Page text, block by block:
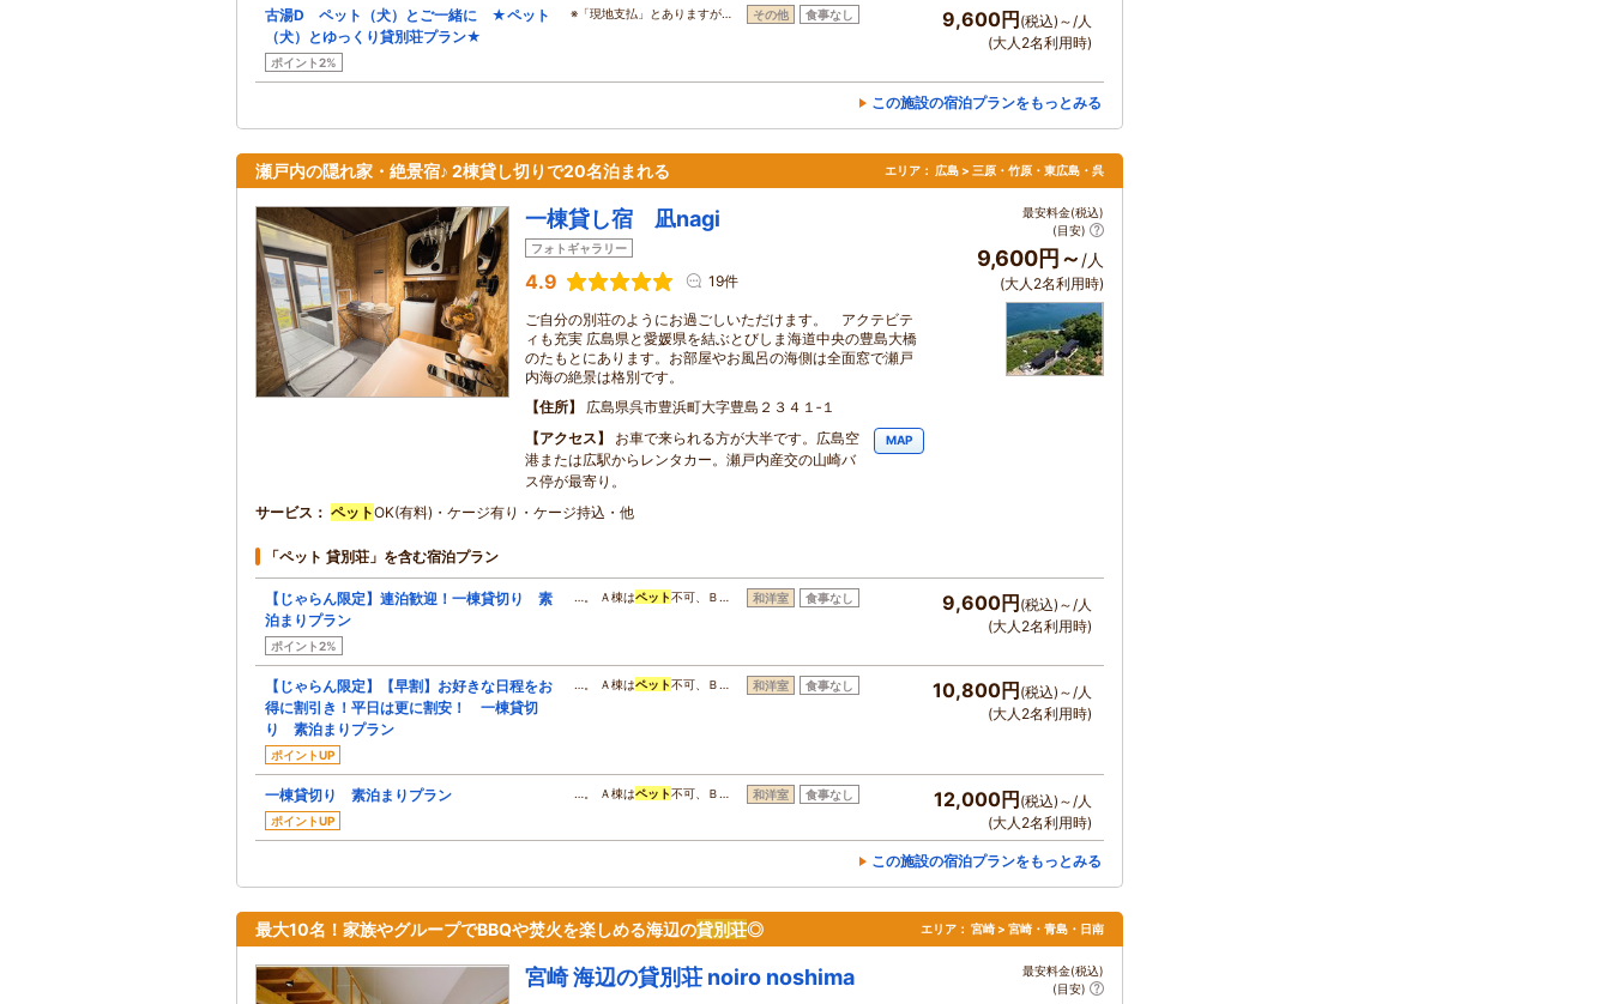
古湯D ペット（犬）とご一緒に ★ペット
（犬）とゆっくり貸別荘プラン★
ポイント2%
※「現地支払」とありますが… その他 食事なし 9,600円 (税込)～/人
(大人2名利用時)
この施設の宿泊プランをもっとみる
瀬戸内の隠れ家・絶景宿♪ 2棟貸し切りで20名泊まれる エリア： 広島 > 三原・竹原・東広島・呉
一棟貸し宿 凪nagi
フォトギャラリー
4.9 19件
ご自分の別荘のようにお過ごしいただけます。 アクテビテ
ィも充実 広島県と愛媛県を結ぶとびしま海道中央の豊島大橋
のたもとにあります。お部屋やお風呂の海側は全面窓で瀬戸
内海の絶景は格別です。
住所
広島県呉市豊浜町大字豊島２３４１‐１
アクセス
お車で来られる方が大半です。広島空
港または広駅からレンタカー。瀬戸内産交の山崎バ
ス停が最寄り。
MAP
最安料金(税込)
(目安)
9,600円～ /人
(大人2名利用時)
サービス ペットOK(有料)・ケージ有り・ケージ持込・他
「ペット 貸別荘」を含む宿泊プラン
【じゃらん限定】連泊歓迎！一棟貸切り 素
泊まりプラン
ポイント2%
…。 Ａ棟はペット不可、Ｂ… 和洋室 食事なし 9,600円 (税込)～/人
(大人2名利用時)
【じゃらん限定】【早割】お好きな日程をお
得に割引き！平日は更に割安！ 一棟貸切
り 素泊まりプラン
ポイントUP
…。 Ａ棟はペット不可、Ｂ… 和洋室 食事なし 10,800円 (税込)～/人
(大人2名利用時)
一棟貸切り 素泊まりプラン
ポイントUP
…。 Ａ棟はペット不可、Ｂ… 和洋室 食事なし 12,000円 (税込)～/人
(大人2名利用時)
この施設の宿泊プランをもっとみる
最大10名！家族やグループでBBQや焚火を楽しめる海辺の貸別荘◎ エリア： 宮崎 > 宮崎・青島・日南
宮崎 海辺の貸別荘 noiro noshima
最安料金(税込)
(目安)